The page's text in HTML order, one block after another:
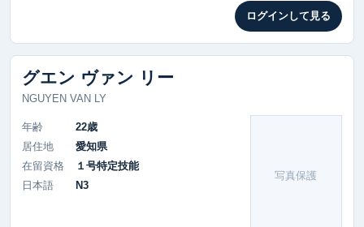
ログインして見る
グエン ヴァン リー
NGUYEN VAN LY
写真保護
年齢
22歳
居住地
愛知県
在留資格
１号特定技能
日本語
N3